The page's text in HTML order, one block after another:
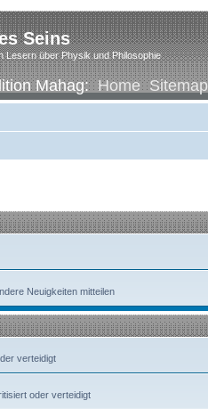
Seins
Lesern über Physik und Philosophie
Mahag:Home Sitemap
Neuigkeiten mitteilen
verteidigt
oder verteidigt